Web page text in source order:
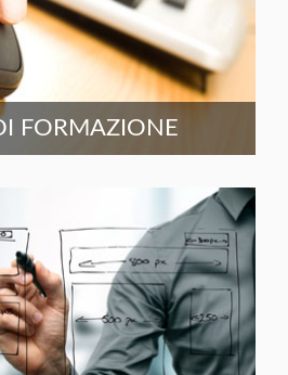
FORMAZIONE